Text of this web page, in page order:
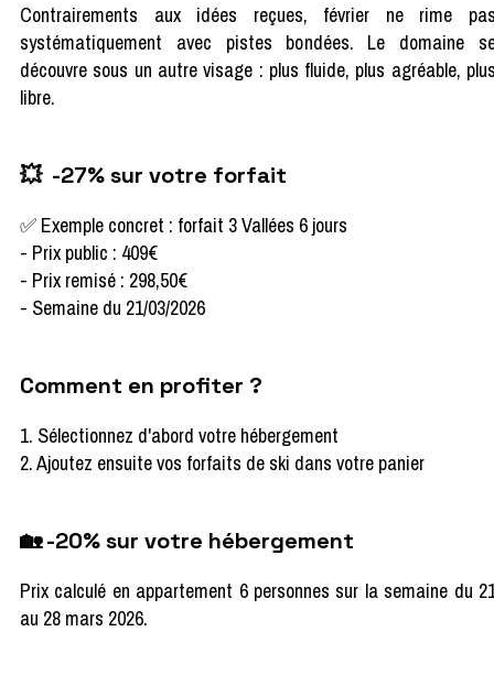
Contrairements aux idées reçues, février ne rime
systématiquement avec pistes bondées. Le domaine
découvre sous un autre visage : plus fluide, plus agréable,
libre.
💥 -27% sur votre forfait
✅ Exemple concret : forfait 3 Vallées 6 jours
- Prix public : 409€
- Prix remisé : 298,50€
- Semaine du 21/03/2026
Comment en profiter ?
1. Sélectionnez d'abord votre hébergement
2. Ajoutez ensuite vos forfaits de ski dans votre panier
🏡 -20% sur votre hébergement
Prix calculé en appartement 6 personnes sur la semaine du
au 28 mars 2026.